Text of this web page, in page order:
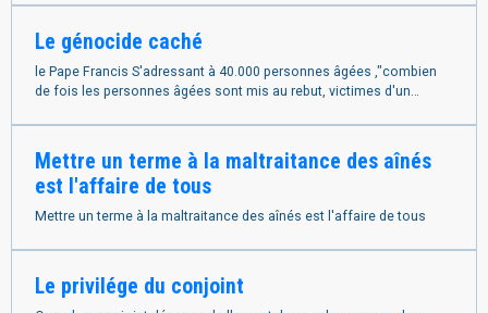
Le génocide caché
le Pape Francis S'adressant à 40.000 personnes âgées ,"combien
de fois les personnes âgées sont mis au rebut, victimes d'un
Mettre un terme à la maltraitance des aînés
est l'affaire de tous
Mettre un terme à la maltraitance des aînés est l'affaire de tous
Le privilége du conjoint